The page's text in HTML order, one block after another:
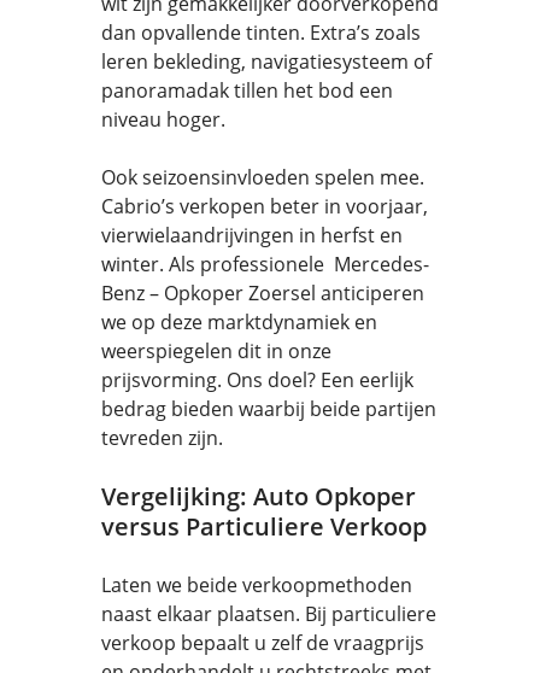
dan opvallende tinten. Extra’s zoals
leren bekleding, navigatiesysteem of
panoramadak tillen het bod een
niveau hoger.
Ook seizoensinvloeden spelen mee.
Cabrio’s verkopen beter in voorjaar,
vierwielaandrijvingen in herfst en
winter. Als professionele Mercedes-
Benz – Opkoper Zoersel anticiperen
we op deze marktdynamiek en
weerspiegelen dit in onze
prijsvorming. Ons doel? Een eerlijk
bedrag bieden waarbij beide partijen
tevreden zijn.
Vergelijking: Auto Opkoper
versus Particuliere Verkoop
Laten we beide verkoopmethoden
naast elkaar plaatsen. Bij particuliere
verkoop bepaalt u zelf de vraagprijs